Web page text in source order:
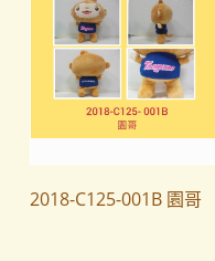
2018-C125-001B 園哥